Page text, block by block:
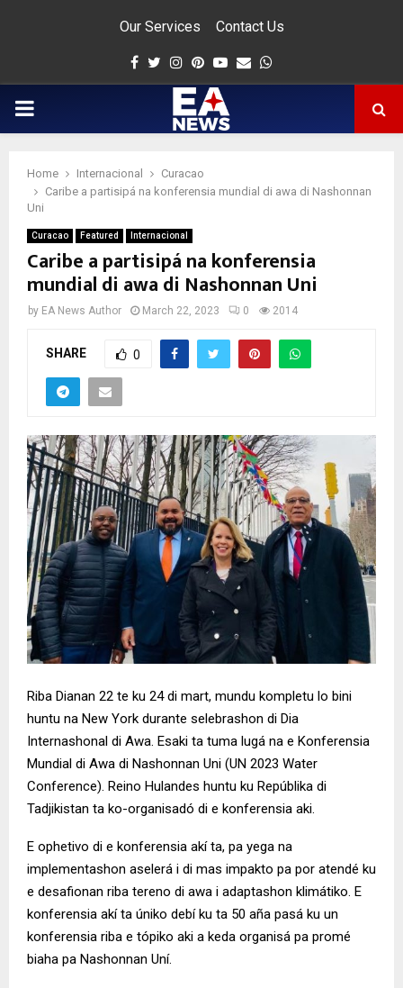
Our Services Contact Us
Facebook
Twitter
Instagram
Pinterest
Youtube
Email
PRIMARY
Home Internacional
Curacao
Caribe a partisipá na konferensia mundial di awa di Nashonnan
Uni
Curacao Featured Internacional
Caribe a partisipá na konferensia
mundial di awa di Nashonnan Uni
by EA News Author March 22, 2023 0 2014
SHARE 0
Riba Dianan 22 te ku 24 di mart, mundu kompletu lo bini
huntu na New York durante selebrashon di Dia
Internashonal di Awa. Esaki ta tuma lugá na e Konferensia
Mundial di Awa di Nashonnan Uni (UN 2023 Water
Conference). Reino Hulandes huntu ku Repúblika di
Tadjikistan ta ko-organisadó di e konferensia aki.
E ophetivo di e konferensia akí ta, pa yega na
implementashon aselerá i di mas impakto pa por atendé ku
e desafionan riba tereno di awa i adaptashon klimátiko. E
konferensia akí ta úniko debí ku ta 50 aña pasá ku un
konferensia riba e tópiko aki a keda organisá pa promé
biaha pa Nashonnan Uní.